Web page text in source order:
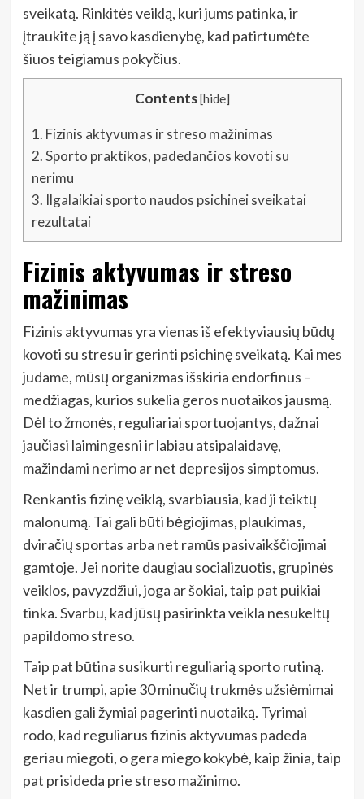
sveikatą. Rinkitės veiklą, kuri jums patinka, ir
įtraukite ją į savo kasdienybę, kad patirtumėte
šiuos teigiamus pokyčius.
Contents[hide]
1. Fizinis aktyvumas ir streso mažinimas
2.Sporto praktikos, padedančios kovoti su
nerimu
3. Ilgalaikiai sporto naudos psichinei sveikatai
rezultatai
Fizinis aktyvumas ir streso
mažinimas
Fizinis aktyvumas yra vienas iš efektyviausių būdų
kovoti su stresu ir gerinti psichinę sveikatą. Kai mes
judame, mūsų organizmas išskiria endorfinus –
medžiagas, kurios sukelia geros nuotaikos jausmą.
Dėl to žmonės, reguliariai sportuojantys, dažnai
jaučiasi laimingesni ir labiau atsipalaidavę,
mažindami nerimo ar net depresijos simptomus.
Renkantis fizinę veiklą, svarbiausia, kad ji teiktų
malonumą. Tai gali būti bėgiojimas, plaukimas,
dviračių sportas arba net ramūs pasivaikščiojimai
gamtoje. Jei norite daugiau socializuotis, grupinės
veiklos, pavyzdžiui, joga ar šokiai, taip pat puikiai
tinka. Svarbu, kad jūsų pasirinkta veikla nesukeltų
papildomo streso.
Taip pat būtina susikurti reguliarią sporto rutiną.
Net ir trumpi, apie 30 minučių trukmės užsiėmimai
kasdien gali žymiai pagerinti nuotaiką. Tyrimai
rodo, kad reguliarus fizinis aktyvumas padeda
geriau miegoti, o gera miego kokybė, kaip žinia, taip
pat prisideda prie streso mažinimo.